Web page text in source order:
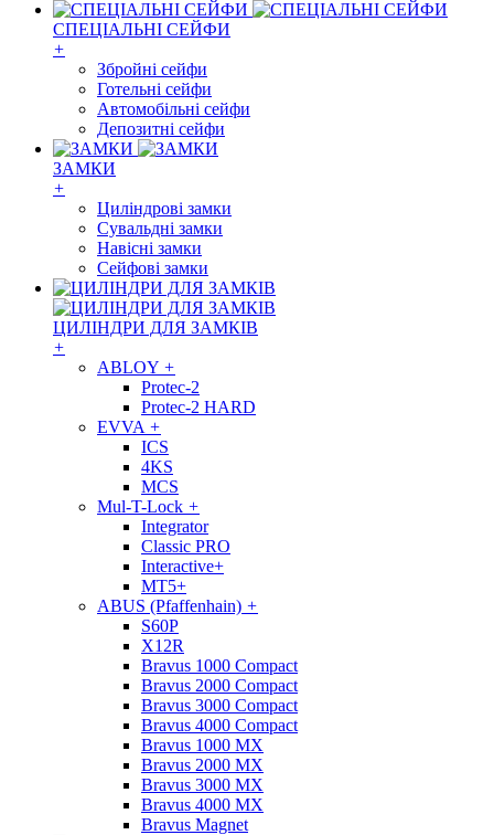
СПЕЦІАЛЬНІ СЕЙФИ
+
Збройні сейфи
Готельні сейфи
Автомобільні сейфи
Депозитні сейфи
ЗАМКИ
+
Циліндрові замки
Сувальдні замки
Навісні замки
Сейфові замки
ЦИЛІНДРИ ДЛЯ ЗАМКІВ
+
ABLOY +
Protec-2
Protec-2 HARD
EVVA +
ICS
4KS
MCS
Mul-T-Lock +
Integrator
Classic PRO
Interactive+
MT5+
ABUS (Pfaffenhain) +
S60P
X12R
Bravus 1000 Compact
Bravus 2000 Compact
Bravus 3000 Compact
Bravus 4000 Compact
Bravus 1000 MX
Bravus 2000 MX
Bravus 3000 MX
Bravus 4000 MX
Bravus Magnet